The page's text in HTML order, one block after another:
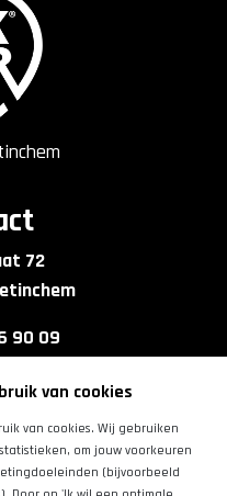
72
90 09
van cookies
van cookies. Wij gebruiken
om jouw voorkeuren
(bijvoorbeeld